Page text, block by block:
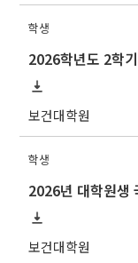
학생
보건대학원
학생
2026년 대학원생
보건대학원